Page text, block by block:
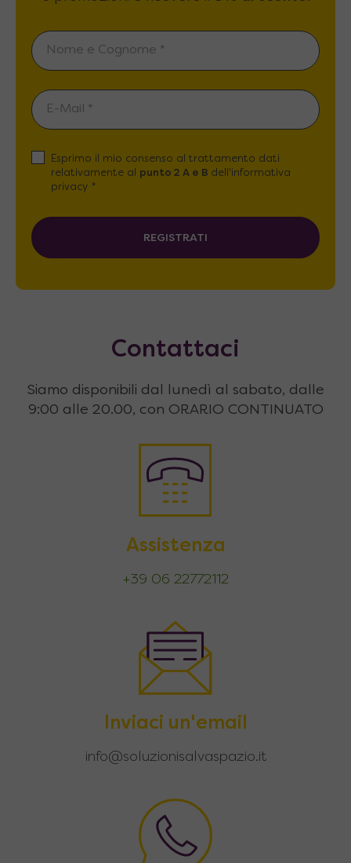
Esprimo il mio consenso al trattamento dati
relativamente al
punto 2 A e B dell'informativa
privacy *
REGISTRATI
Contattaci
Siamo disponibili dal lunedì al sabato, dalle
9:00 alle 20.00, con ORARIO CONTINUATO
Assistenza
+39 06 22772112
Inviaci un'email
info@soluzionisalvaspazio.it